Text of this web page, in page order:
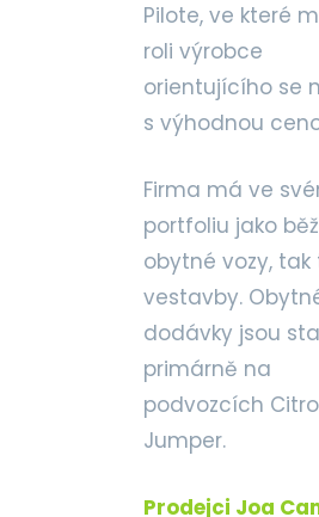
Pilote, ve které
roli výrobce
orientujícího se
s výhodnou
Firma má ve
portfoliu jako
obytné vozy, tak
vestavby.
dodávky jsou
primárně na
podvozcích
Jumper.
Prodejci Joa